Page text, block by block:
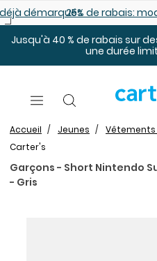
démarqués25% de rabais:
Jusqu'à 40 % de rabais sur
une durée
Accueil Jeunes
Carter's
Garçons - Short Nintendo
- Gris